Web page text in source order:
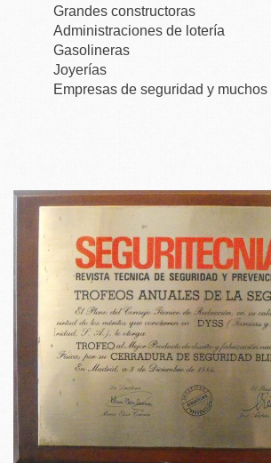
Grandes constructoras
Administraciones de lotería
Gasolineras
Joyerías
Empresas de seguridad y muchos